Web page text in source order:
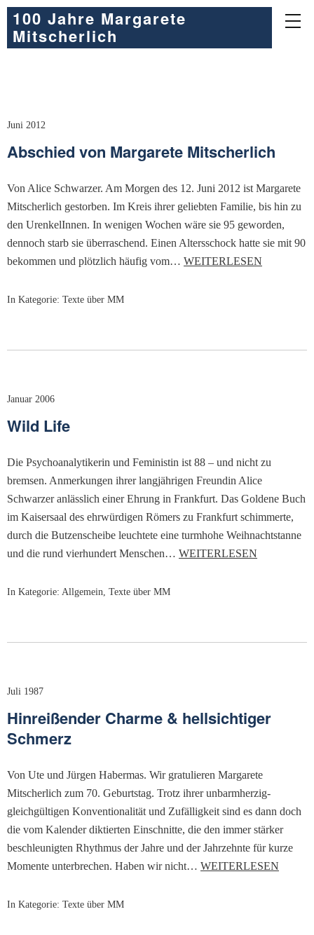
100 Jahre Margarete
Mitscherlich
Juni 2012
Abschied von Margarete Mitscherlich
Von Alice Schwarzer. Am Morgen des 12. Juni 2012 ist Margarete
Mitscherlich gestorben. Im Kreis ihrer geliebten Familie, bis hin zu
den UrenkelInnen. In wenigen Wochen wäre sie 95 geworden,
dennoch starb sie überraschend. Einen Altersschock hatte sie mit 90
bekommen und plötzlich häufig vom… WEITERLESEN
In Kategorie: Texte über MM
Januar 2006
Wild Life
Die Psychoanalytikerin und Feministin ist 88 – und nicht zu
bremsen. Anmerkungen ihrer langjährigen Freundin Alice
Schwarzer anlässlich einer Ehrung in Frankfurt. Das Goldene Buch
im Kaisersaal des ehrwürdigen Römers zu Frankfurt schimmerte,
durch die Butzenscheibe leuchtete eine turmhohe Weihnachtstanne
und die rund vierhundert Menschen… WEITERLESEN
In Kategorie: Allgemein, Texte über MM
Juli 1987
Hinreißender Charme & hellsichtiger
Schmerz
Von Ute und Jürgen Habermas. Wir gratulieren Margarete
Mitscherlich zum 70. Geburtstag. Trotz ihrer unbarmherzig-
gleichgültigen Konventionalität und Zufälligkeit sind es dann doch
die vom Kalender diktierten Einschnitte, die den immer stärker
beschleunigten Rhythmus der Jahre und der Jahrzehnte für kurze
Momente unterbrechen. Haben wir nicht… WEITERLESEN
In Kategorie: Texte über MM